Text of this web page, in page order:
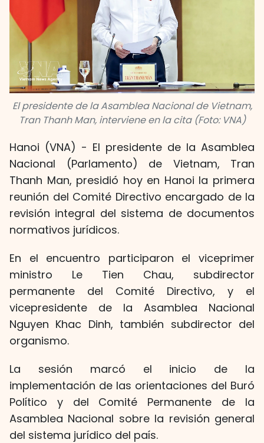
El presidente de la Asamblea Nacional de Vietnam,
Tran Thanh Man, interviene en la cita (Foto: VNA)
Hanoi (VNA) - El presidente de la Asamblea
Nacional (Parlamento) de Vietnam, Tran
Thanh Man, presidió hoy en Hanoi la primera
reunión del Comité Directivo encargado de la
revisión integral del sistema de documentos
normativos jurídicos.
En el encuentro participaron el viceprimer
ministro Le Tien Chau, subdirector
permanente del Comité Directivo, y el
vicepresidente de la Asamblea Nacional
Nguyen Khac Dinh, también subdirector del
organismo.
La sesión marcó el inicio de la
implementación de las orientaciones del Buró
Político y del Comité Permanente de la
Asamblea Nacional sobre la revisión general
del sistema jurídico del país.